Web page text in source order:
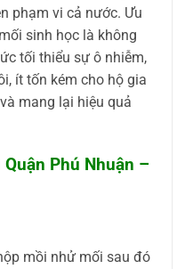
phạm vi cả nước. Ưu
sinh học là không
tối thiểu sự ô nhiễm,
ít tốn kém cho hộ gia
mang lại hiệu quả
Phú Nhuận –
mồi nhử mối sau đó